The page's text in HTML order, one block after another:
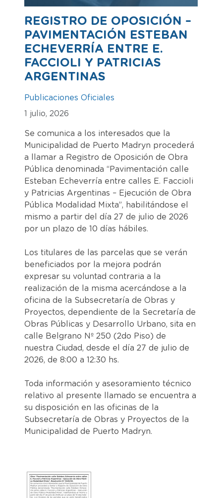
REGISTRO DE OPOSICIÓN –
PAVIMENTACIÓN ESTEBAN
ECHEVERRÍA ENTRE E.
FACCIOLI Y PATRICIAS
ARGENTINAS
Publicaciones Oficiales
1 julio, 2026
Se comunica a los interesados que la
Municipalidad de Puerto Madryn procederá
a llamar a Registro de Oposición de Obra
Pública denominada “Pavimentación calle
Esteban Echeverría entre calles E. Faccioli
y Patricias Argentinas – Ejecución de Obra
Pública Modalidad Mixta”, habilitándose el
mismo a partir del día 27 de julio de 2026
por un plazo de 10 días hábiles.
Los titulares de las parcelas que se verán
beneficiados por la mejora podrán
expresar su voluntad contraria a la
realización de la misma acercándose a la
oficina de la Subsecretaría de Obras y
Proyectos, dependiente de la Secretaría de
Obras Públicas y Desarrollo Urbano, sita en
calle Belgrano Nº 250 (2do Piso) de
nuestra Ciudad, desde el día 27 de julio de
2026, de 8:00 a 12:30 hs.
Toda información y asesoramiento técnico
relativo al presente llamado se encuentra a
su disposición en las oficinas de la
Subsecretaría de Obras y Proyectos de la
Municipalidad de Puerto Madryn.